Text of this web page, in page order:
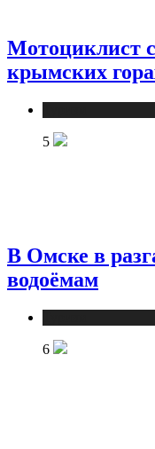
Мотоциклист
крымских
5
В Омске в
водоёмам
6